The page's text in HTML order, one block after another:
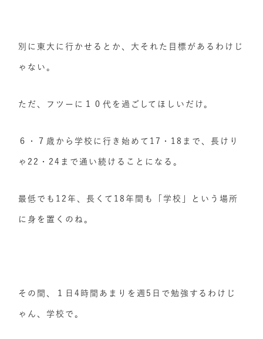
別に東大に行かせるとか、大それた目標があるわけじ
ゃない。
ただ、フツーに１０代を過ごしてほしいだけ。
６・７歳から学校に行き始めて17・18まで、長けり
ゃ22・24まで通い続けることになる。
最低でも12年、長くて18年間も「学校」という場所
に身を置くのね。
その間、１日4時間あまりを週5日で勉強するわけじ
ゃん、学校で。